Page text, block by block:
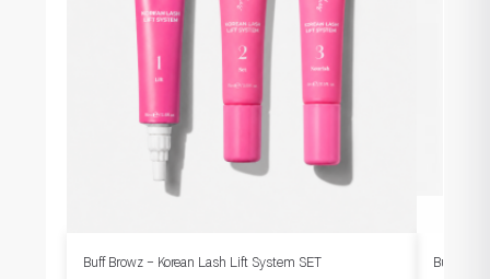
Buff Browz – Korean Lash Lift System SET Buff